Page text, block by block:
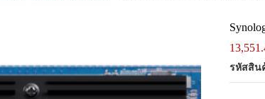
รหัสสิน